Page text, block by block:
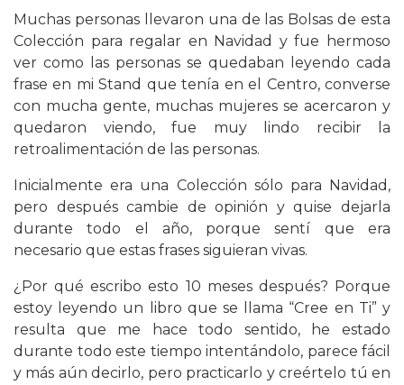
Muchas personas llevaron una de las Bolsas de esta
Colección para regalar en Navidad y fue hermoso
ver como las personas se quedaban leyendo cada
frase en mi Stand que tenía en el Centro, converse
con mucha gente, muchas mujeres se acercaron y
quedaron viendo, fue muy lindo recibir la
retroalimentación de las personas.
Inicialmente era una Colección sólo para Navidad,
pero después cambie de opinión y quise dejarla
durante todo el año, porque sentí que era
necesario que estas frases siguieran vivas.
¿Por qué escribo esto 10 meses después? Porque
estoy leyendo un libro que se llama “Cree en Ti” y
resulta que me hace todo sentido, he estado
durante todo este tiempo intentándolo, parece fácil
y más aún decirlo, pero practicarlo y creértelo tú en